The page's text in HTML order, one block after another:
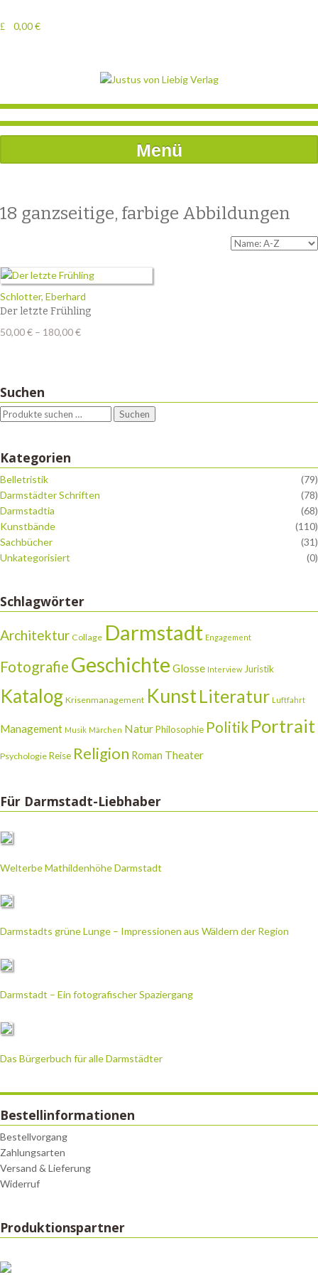
0,00€
Menü
18 ganzseitige, farbige Abbildungen
Schlotter, Eberhard
Der letzte Frühling
50,00€ – 180,00€Preisspanne:
Suchen
Suchen
Kategorien
Belletristik
(79)
Darmstädter Schriften
(78)
Darmstadtia
(68)
Kunstbände
(110)
Sachbücher
(31)
Unkategorisiert
(0)
Schlagwörter
Architektur Collage Darmstadt Engagement
Fotografie Geschichte Glosse Interview Juristik
Katalog Krisenmanagement KunstLiteratur Luftfahrt
Management Musik Märchen NaturPhilosophie Politik Portrait
Psychologie Reise Religion Roman Theater
Für Darmstadt-Liebhaber
Welterbe Mathildenhöhe Darmstadt
Darmstadts grüne Lunge – Impressionen aus Wäldern der Region
Darmstadt – Ein fotografischer Spaziergang
Das Bürgerbuch für alle Darmstädter
Bestellinformationen
Bestellvorgang
Zahlungsarten
Versand & Lieferung
Widerruf
Produktionspartner